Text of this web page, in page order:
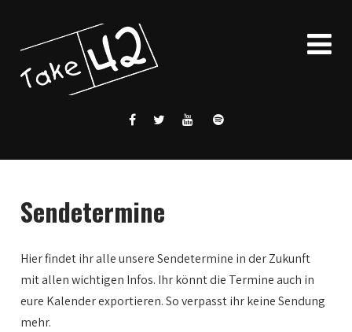
Sendetermine
Hier findet ihr alle unsere Sendetermine in der Zukunft
mit allen wichtigen Infos. Ihr könnt die Termine auch in
eure Kalender exportieren. So verpasst ihr keine Sendung
mehr.